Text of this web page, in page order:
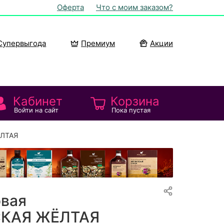
Оферта Что с моим заказом?
Премиум Акции
Кабинет
Войти на сайт
Корзина
Пока пустая
ЖЁЛТАЯ